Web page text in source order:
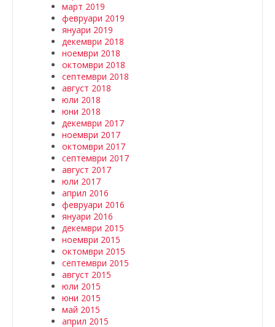
март 2019
февруари 2019
януари 2019
декември 2018
ноември 2018
октомври 2018
септември 2018
август 2018
юли 2018
юни 2018
декември 2017
ноември 2017
октомври 2017
септември 2017
август 2017
юли 2017
април 2016
февруари 2016
януари 2016
декември 2015
ноември 2015
октомври 2015
септември 2015
август 2015
юли 2015
юни 2015
май 2015
април 2015